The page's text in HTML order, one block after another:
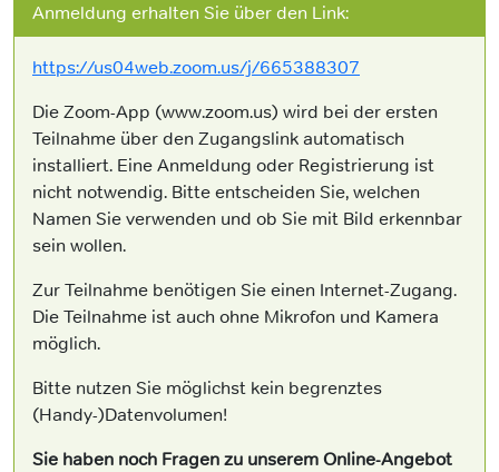
Anmeldung erhalten Sie über den Link:
https://us04web.zoom.us/j/665388307
Die Zoom-App (www.zoom.us) wird bei der ersten
Teilnahme über den Zugangslink automatisch
installiert. Eine Anmeldung oder Registrierung ist
nicht notwendig. Bitte entscheiden Sie, welchen
Namen Sie verwenden und ob Sie mit Bild erkennbar
sein wollen.
Zur Teilnahme benötigen Sie einen Internet-Zugang.
Die Teilnahme ist auch ohne Mikrofon und Kamera
möglich.
Bitte nutzen Sie möglichst kein begrenztes
(Handy-)Datenvolumen!
Sie haben noch Fragen zu unserem Online-Angebot